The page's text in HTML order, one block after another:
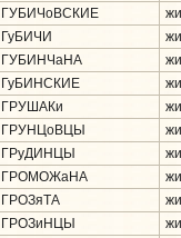
ГУБИЧоВСКИЕ
ГуБИЧИ
ГУБИНЧаНА
ГуБИНСКИЕ
ГРУШАКи
ГРУНЦоВЦЫ
ГРуДИНЦЫ
ГРОМОЖаНА
ГРОЗяТА
ГРОЗиНЦЫ